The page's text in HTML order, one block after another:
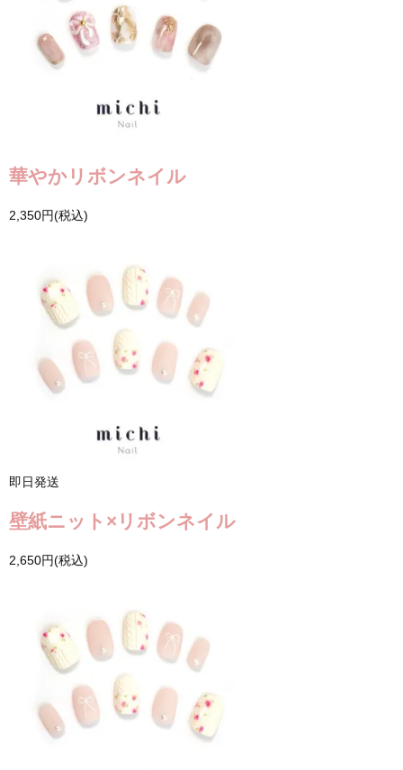
華やかリボンネイル
2,350円(税込)
即日発送
壁紙ニット×リボンネイル
2,650円(税込)